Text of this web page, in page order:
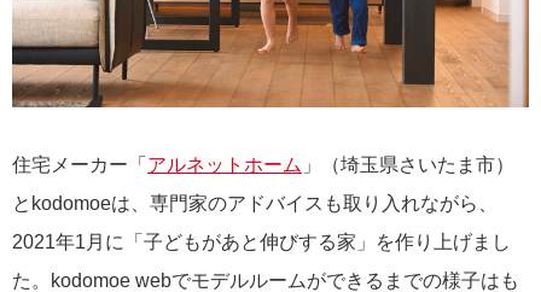
住宅メーカー「 アルネットホーム 」（埼玉県さいたま市）
とkodomoeは、専門家のアドバイスも取り入れながら、
2021年1月に「子どもがあと伸びする家」を作り上げまし
た。kodomoe webでモデルルームができるまでの様子はも